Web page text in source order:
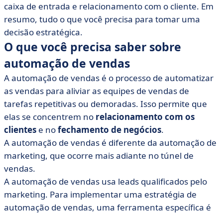
caixa de entrada e relacionamento com o cliente. Em
resumo, tudo o que você precisa para tomar uma
decisão estratégica.
O que você precisa saber sobre
automação de vendas
A automação de vendas é o processo de automatizar
as vendas para aliviar as equipes de vendas de
tarefas repetitivas ou demoradas. Isso permite que
elas se concentrem no relacionamento com os
clientes e nofechamento de negócios.
A automação de vendas é diferente da automação de
marketing, que ocorre mais adiante no túnel de
vendas.
A automação de vendas usa leads qualificados pelo
marketing. Para implementar uma estratégia de
automação de vendas, uma ferramenta específica é